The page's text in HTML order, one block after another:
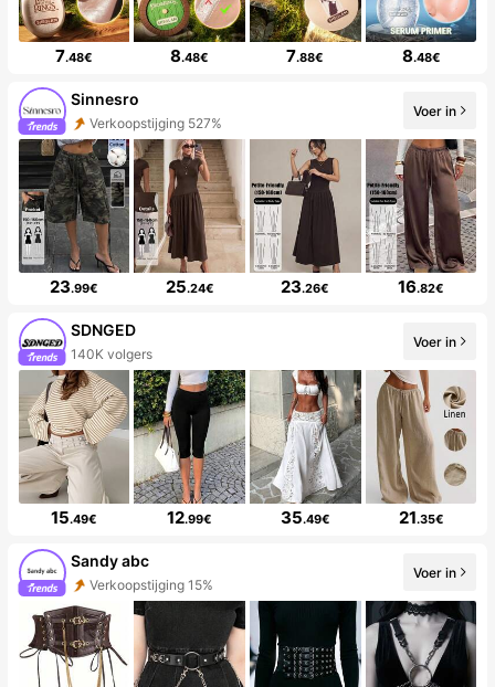
7.48€ 8.48€ 7.88€ 8.48€
Sinnesro
Verkoopstijging 527%
Voer in
23.99€ 25.24€ 23.26€ 16.82€
SDNGED
140K volgers
Voer in
15.49€ 12.99€ 35.49€ 21.35€
Sandy abc
Verkoopstijging 15%
Voer in